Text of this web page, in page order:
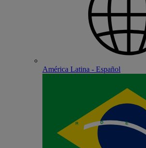
América Latina - Español